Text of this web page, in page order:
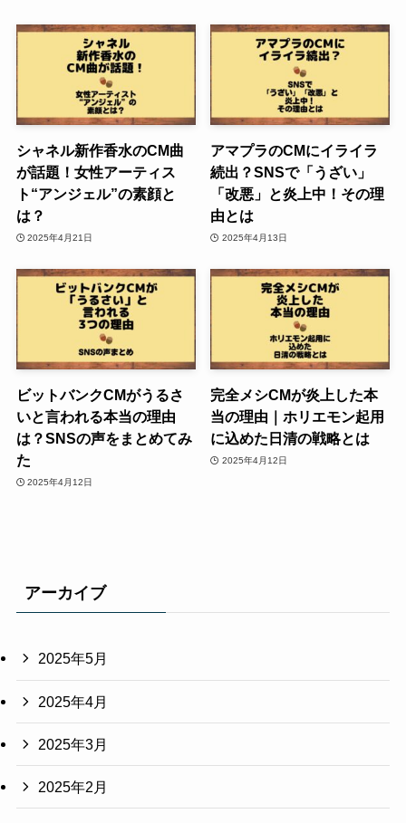
シャネル新作香水のCM曲
が話題！女性アーティス
ト“アンジェル”の素顔と
は？
2025年4月21日
アマプラのCMにイライラ
続出？SNSで「うざい」
「改悪」と炎上中！その理
由とは
2025年4月13日
ビットバンクCMがうるさ
いと言われる本当の理由
は？SNSの声をまとめてみ
た
2025年4月12日
完全メシCMが炎上した本
当の理由｜ホリエモン起用
に込めた日清の戦略とは
2025年4月12日
アーカイブ
2025年5月
2025年4月
2025年3月
2025年2月